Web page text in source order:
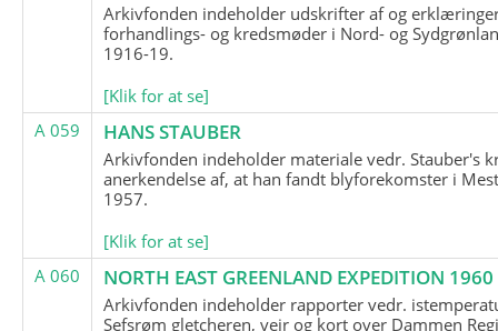
Arkivfonden indeholder udskrifter af og
forhandlings- og kredsmøder i Nord- og
1916-19.
[Klik for at se]
A 059
HANS STAUBER
Arkivfonden indeholder materiale vedr. Stauber's
anerkendelse af, at han fandt blyforekomster i
1957.
[Klik for at se]
A 060
NORTH EAST GREENLAND EXPEDITION 1960
Arkivfonden indeholder rapporter vedr.
Sefsrøm gletcheren, vejr og kort over Dammen